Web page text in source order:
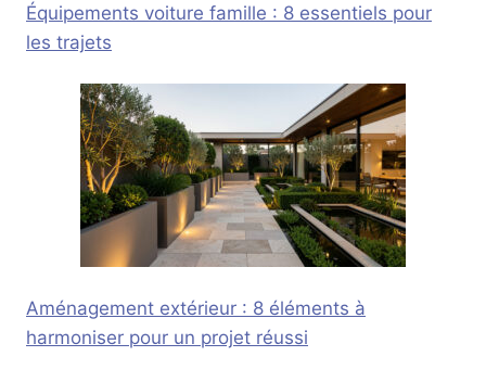
Équipements voiture famille : 8 essentiels pour
les trajets
Aménagement extérieur : 8 éléments à
harmoniser pour un projet réussi